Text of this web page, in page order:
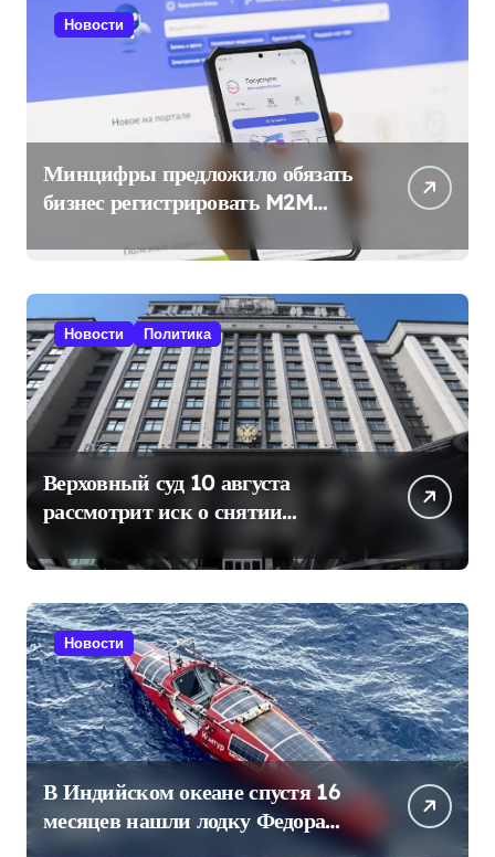
Новости
Минцифры предложило обязать
бизнес регистрировать M2M
Новости Политика
Верховный суд 10 августа
рассмотрит иск о снятии
«Яблока» с выборов в Госдуму
Новости
В Индийском океане спустя 16
месяцев нашли лодку Федора
Конюхова